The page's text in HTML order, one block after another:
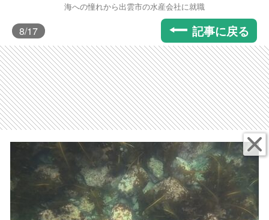
海への憧れから出雲市の水産会社に就職
8/17 記事に戻る